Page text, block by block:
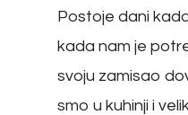
Postoje dani
kada nam je
svoju zamisao
smo u kuhinji i